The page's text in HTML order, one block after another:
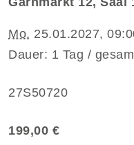
Mo. 25.01.2027,
Dauer: 1 Tag /
27S50720
199,00 €